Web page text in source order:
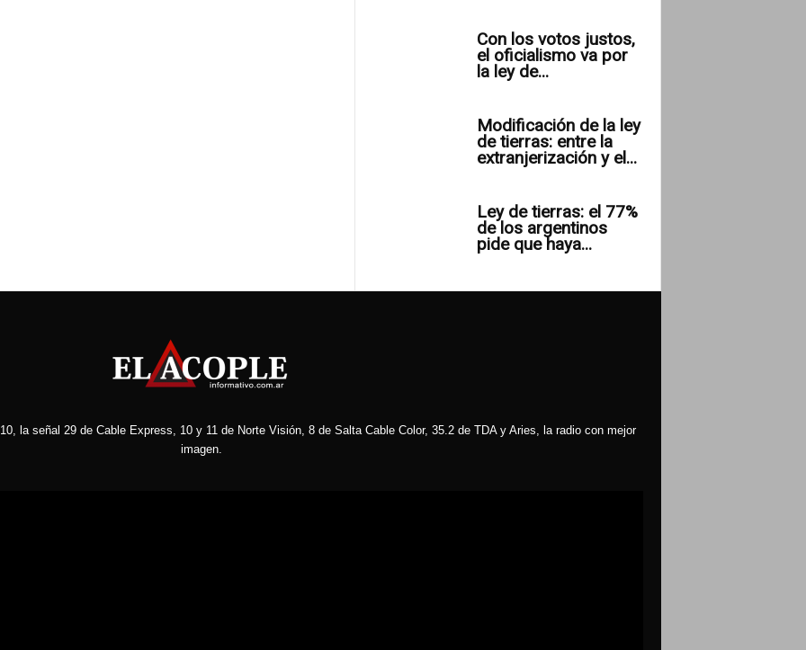
Con los votos justos,
el oficialismo va por
la ley de...
Modificación de la ley
de tierras: entre la
extranjerización y el...
Ley de tierras: el 77%
de los argentinos
pide que haya...
la señal 29 de Cable Express, 10 y 11 de Norte Visión, 8 de Salta Cable Color, 35.2 de TDA y Aries, la radio con mejor
imagen.